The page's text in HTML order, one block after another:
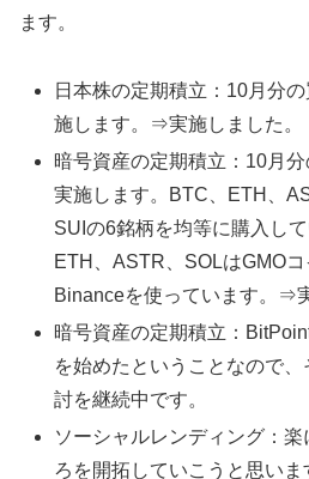
ます。
日本株の定期積立：10月分
施します。⇒実施しました。
暗号資産の定期積立：10月
実施します。BTC、ETH、
SUIの6銘柄を均等に購入し
ETH、ASTR、SOLはGMO
Binanceを使っています。⇒
暗号資産の定期積立：
を始めたということなので
討を継続中です。
ソーシャルレンディング：楽
ろを開拓していこうと思いま